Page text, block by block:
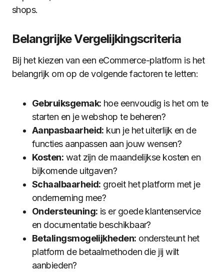
shops.
Belangrijke Vergelijkingscriteria
Bij het kiezen van een eCommerce-platform is het
belangrijk om op de volgende factoren te letten:
Gebruiksgemak: hoe eenvoudig is het om te
starten en je webshop te beheren?
Aanpasbaarheid: kun je het uiterlijk en de
functies aanpassen aan jouw wensen?
Kosten: wat zijn de maandelijkse kosten en
bijkomende uitgaven?
Schaalbaarheid: groeit het platform met je
onderneming mee?
Ondersteuning: is er goede klantenservice
en documentatie beschikbaar?
Betalingsmogelijkheden: ondersteunt het
platform de betaalmethoden die jij wilt
aanbieden?